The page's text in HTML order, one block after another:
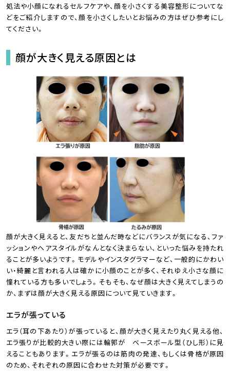
処法や小顔になれるセルフケアや、顔を小さくする美容整形についてな
どをご紹介しますので、顔を小さくしたいとお悩みの方はぜひ参考にし
てください。
顔が大きく見える原因とは
顔が大きく見えると、友だちと並んだ時などにバランスが気になる、ファ
ッションやヘアスタイルがなんとなく決まらない、といった悩みを持たれ
ることが多いようです。モデルやインスタグラマーなど、一般的にかわい
い・綺麗と言われる人は確かに小顔のことが多く、それゆえ小さな顔に
憧れている方も多いでしょう。そもそも、なぜ顔は大きく見えてしまうの
か、まずは顔が大きく見える原因について見ていきます。
エラが張っている
エラ（耳の下あたり）が張っていると、顔が大きく見えたり丸く見える他、
エラ張りが比較的大きい際には輪郭が ベースボール型（ひし形）に見
えることもあります。エラが張るのは筋肉の発達、もしくは骨格が原因
のため、それぞれの原因に合わせた対策が必要です。